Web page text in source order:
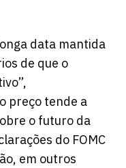
data mantida
de que o
preço tende a
o futuro da
do FOMC
em outros